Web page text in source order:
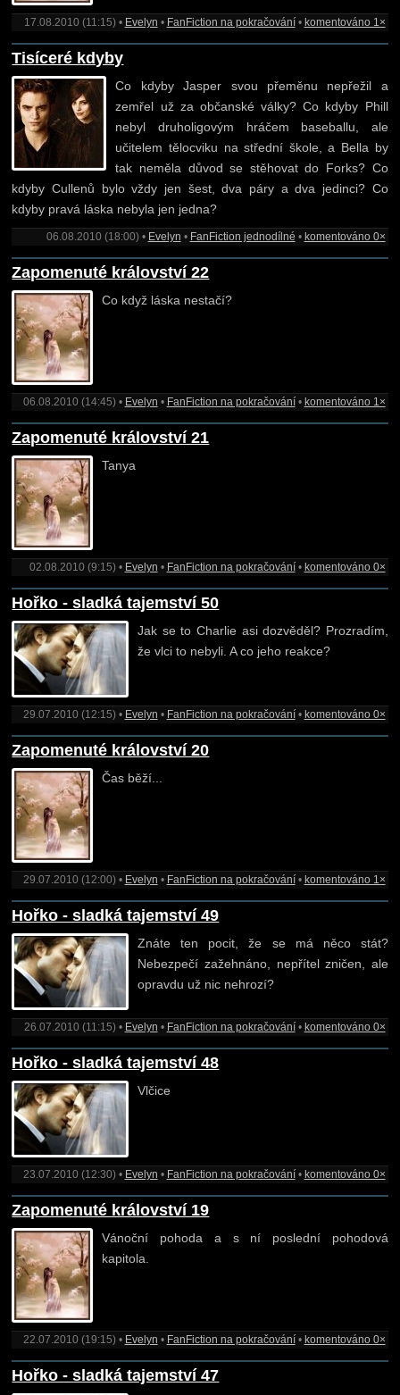
17.08.2010 (11:15) • Evelyn • FanFiction na pokračování• komentováno 1×
Tisíceré kdyby
Co kdyby Jasper svou přeměnu nepřežil a
zemřel už za občanské války? Co kdyby Phill
nebyl druholigovým hráčem baseballu, ale
učitelem tělocviku na střední škole, a Bella by
tak neměla důvod se stěhovat do Forks? Co
kdyby Cullenů bylo vždy jen šest, dva páry a dva jedinci? Co
kdyby pravá láska nebyla jen jedna?
06.08.2010 (18:00) • Evelyn • FanFiction jednodílné • komentováno 0×
Zapomenuté království 22
Co když láska nestačí?
06.08.2010 (14:45) • Evelyn • FanFiction na pokračování• komentováno 1×
Zapomenuté království 21
Tanya
02.08.2010 (9:15) • Evelyn • FanFiction na pokračování• komentováno 0×
Hořko - sladká tajemství 50
Jak se to Charlie asi dozvěděl? Prozradím,
že vlci to nebyli. A co jeho reakce?
29.07.2010 (12:15) • Evelyn • FanFiction na pokračování• komentováno 0×
Zapomenuté království 20
Čas běží...
29.07.2010 (12:00) • Evelyn • FanFiction na pokračování• komentováno 1×
Hořko - sladká tajemství 49
Znáte ten pocit, že se má něco stát?
Nebezpečí zažehnáno, nepřítel zničen, ale
opravdu už nic nehrozí?
26.07.2010 (11:15) • Evelyn • FanFiction na pokračování• komentováno 0×
Hořko - sladká tajemství 48
Vlčice
23.07.2010 (12:30) • Evelyn • FanFiction na pokračování• komentováno 0×
Zapomenuté království 19
Vánoční pohoda a s ní poslední pohodová
kapitola.
22.07.2010 (19:15) • Evelyn • FanFiction na pokračování• komentováno 0×
Hořko - sladká tajemství 47